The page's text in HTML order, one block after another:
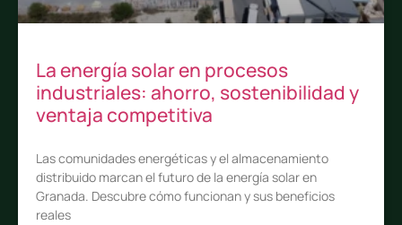
La energía solar en procesos
industriales: ahorro, sostenibilidad y
ventaja competitiva
Las comunidades energéticas y el almacenamiento
distribuido marcan el futuro de la energía solar en
Granada. Descubre cómo funcionan y sus beneficios
reales